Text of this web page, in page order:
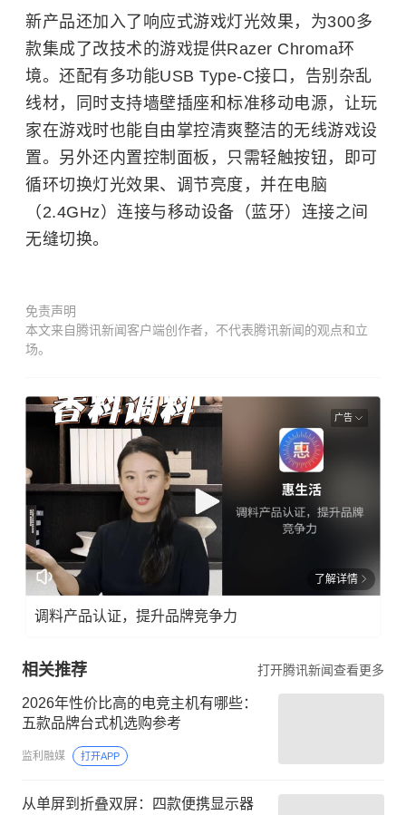
新产品还加入了响应式游戏灯光效果，为300多
款集成了改技术的游戏提供Razer Chroma环
境。还配有多功能USB Type-C接口，告别杂乱
线材，同时支持墙壁插座和标准移动电源，让玩
家在游戏时也能自由掌控清爽整洁的无线游戏设
置。另外还内置控制面板，只需轻触按钮，即可
循环切换灯光效果、调节亮度，并在电脑
（2.4GHz）连接与移动设备（蓝牙）连接之间
无缝切换。
免责声明
本文来自腾讯新闻客户端创作者，不代表腾讯新闻的观点和立
场。
广告
了解详情
调料产品认证，提升品牌竞争力
相关推荐 打开腾讯新闻查看更多
2026年性价比高的电竞主机有哪些：
五款品牌台式机选购参考
监利融媒 打开APP
从单屏到折叠双屏：四款便携显示器